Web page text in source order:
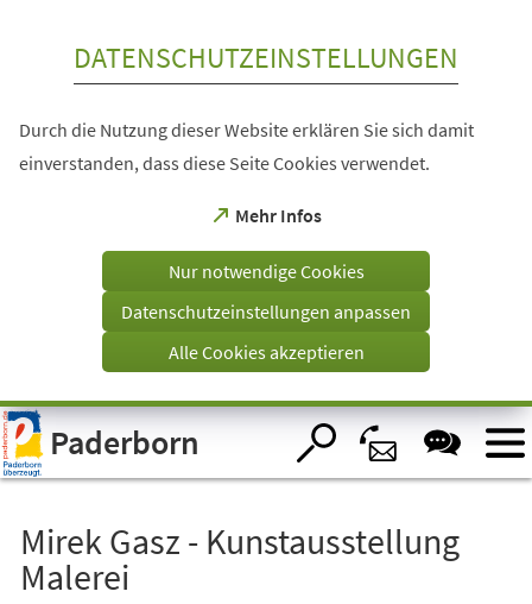
Visuelle
Assistenzsoftware
öffnen.
DATENSCHUTZEINSTELLUNGEN
Durch die Nutzung dieser Website erklären Sie sich damit
einverstanden, dass diese Seite Cookies verwendet.
Mehr Infos
(Öffnet
einem
Tab)
Nur notwendige Cookies
Datenschutzeinstellungen anpassen
Alle Cookies akzeptieren
Paderborn
Mirek Gasz - Kunstausstellung
Malerei